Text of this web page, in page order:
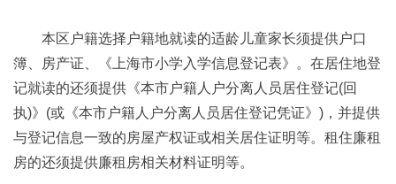
本区户籍选择户籍地就读的适龄儿童家长须提供户口
簿、房产证、《上海市小学入学信息登记表》。在居住地登
记就读的还须提供《本市户籍人户分离人员居住登记(回
执)》(或《本市户籍人户分离人员居住登记凭证》)，并提供
与登记信息一致的房屋产权证或相关居住证明等。租住廉租
房的还须提供廉租房相关材料证明等。